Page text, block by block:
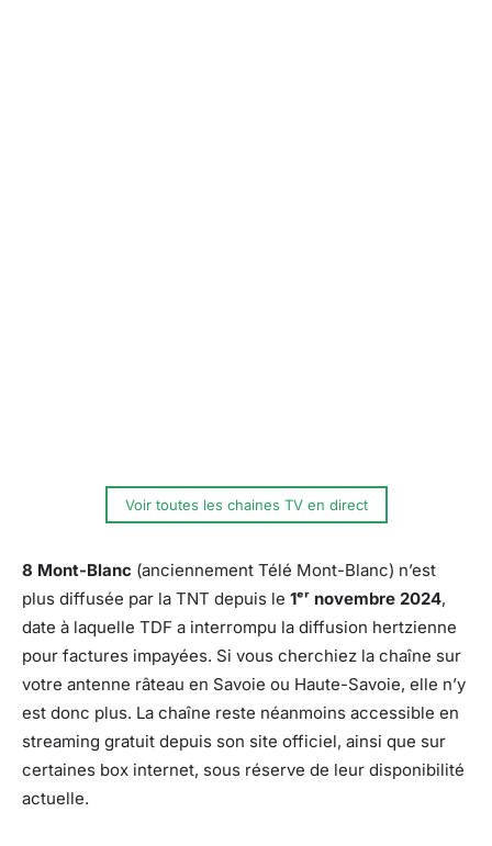
Voir toutes les chaines TV en direct
8 Mont-Blanc (anciennement Télé Mont-Blanc) n’est
plus diffusée par la TNT depuis le 1ᵉʳ novembre 2024,
date à laquelle TDF a interrompu la diffusion hertzienne
pour factures impayées. Si vous cherchiez la chaîne sur
votre antenne râteau en Savoie ou Haute-Savoie, elle n’y
est donc plus. La chaîne reste néanmoins accessible en
streaming gratuit depuis son site officiel, ainsi que sur
certaines box internet, sous réserve de leur disponibilité
actuelle.